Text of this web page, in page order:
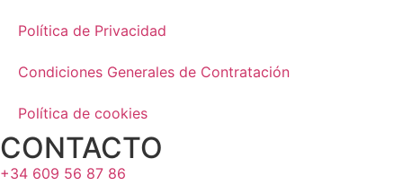
Política de Privacidad
Condiciones Generales de Contratación
Política de cookies
CONTACTO
+34 609 56 87 86